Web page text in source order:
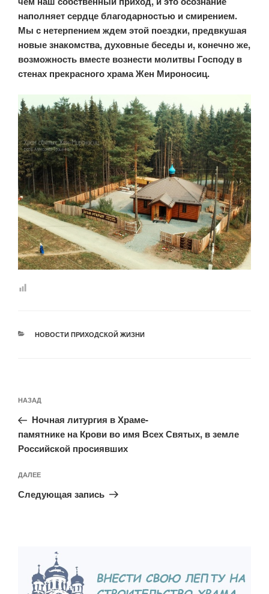
наполняет сердце благодарностью и смирением.
Мы с нетерпением ждем этой поездки, предвкушая
новые знакомства, духовные беседы и, конечно же,
возможность вместе вознести молитвы Господу в
стенах прекрасного храма Жен Мироносиц.
РУБРИКИ
НОВОСТИ ПРИХОДСКОЙ ЖИЗНИ
по
записям
Предыдущая
запись:
НАЗАД
Ночная литургия в Храме-
памятнике на Крови во имя Всех Святых, в земле
Российской просиявших
Следующая
запись
ДАЛЕЕ
Следующая запись